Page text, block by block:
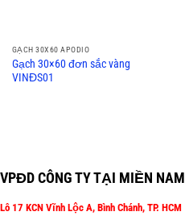
GẠCH 30X60 APODIO
Gạch 30×60 đơn sắc vàng
VINĐS01
VPĐD CÔNG TY TẠI MIỀN NAM
Lô 17 KCN Vĩnh Lộc A, Bình Chánh, TP. HCM